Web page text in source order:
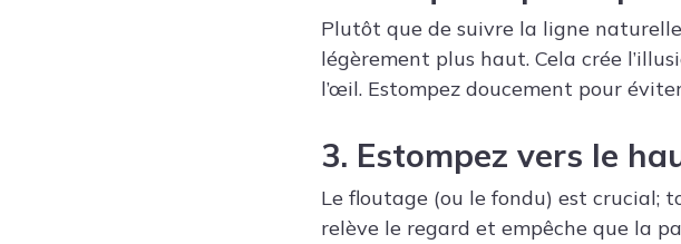
Plutôt que de suivre la ligne
légèrement plus haut. Cela crée
l’œil. Estompez doucement pour
3. Estompez vers le
Le floutage (ou le fondu) est crucial;
relève le regard et empêche que la